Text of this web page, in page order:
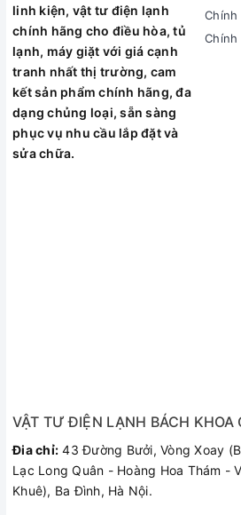
linh kiện, vật tư điện lạnh
chính hãng cho điều hòa, tủ
lạnh, máy giặt với giá cạnh
tranh nhất thị trường, cam
kết sản phẩm chính hãng, đa
dạng chủng loại, sẵn sàng
phục vụ nhu cầu lắp đặt và
sửa chữa.
Chính
Chính
VẬT TƯ ĐIỆN LẠNH BÁCH KHOA
Đia chỉ: 43 Đường Bưởi, Vòng Xoay
Lạc Long Quân - Hoàng Hoa Thám -
Khuê), Ba Đình, Hà Nội.